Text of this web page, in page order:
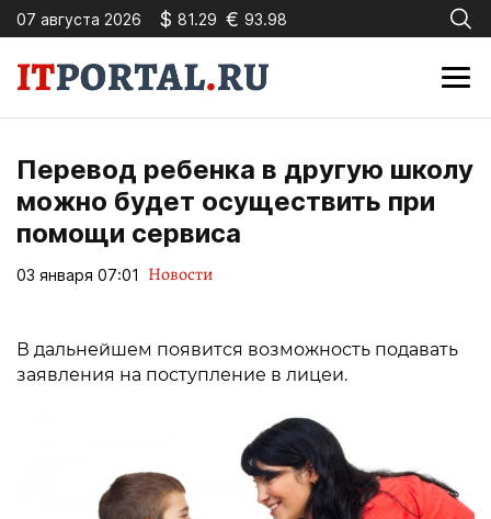
07 августа 2026 $ 81.29 € 93.98
Перевод ребенка в другую школу
можно будет осуществить при
помощи сервиса
03 января 07:01 Новости
В дальнейшем появится возможность подавать
заявления на поступление в лицеи.